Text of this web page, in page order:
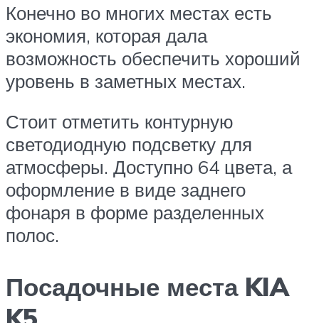
Конечно во многих местах есть
экономия, которая дала
возможность обеспечить хороший
уровень в заметных местах.
Стоит отметить контурную
светодиодную подсветку для
атмосферы. Доступно 64 цвета, а
оформление в виде заднего
фонаря в форме разделенных
полос.
Посадочные места KIA